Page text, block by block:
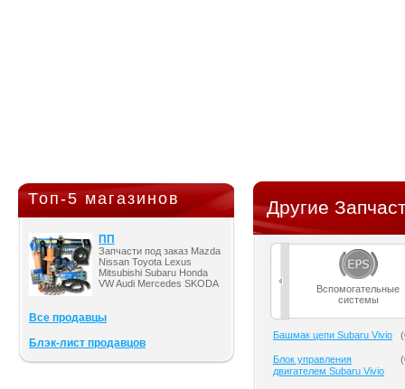
Топ-5 магазинов
ПП
Запчасти под заказ Mazda
Nissan Toyota Lexus
Mitsubishi Subaru Honda
VW Audi Mercedes SKODA
Все продавцы
Блэк-лист продавцов
Другие
Вспомогательные
системы
Башмак цепи Subaru Vivio (
Блок управления
двигателем Subaru Vivio
(